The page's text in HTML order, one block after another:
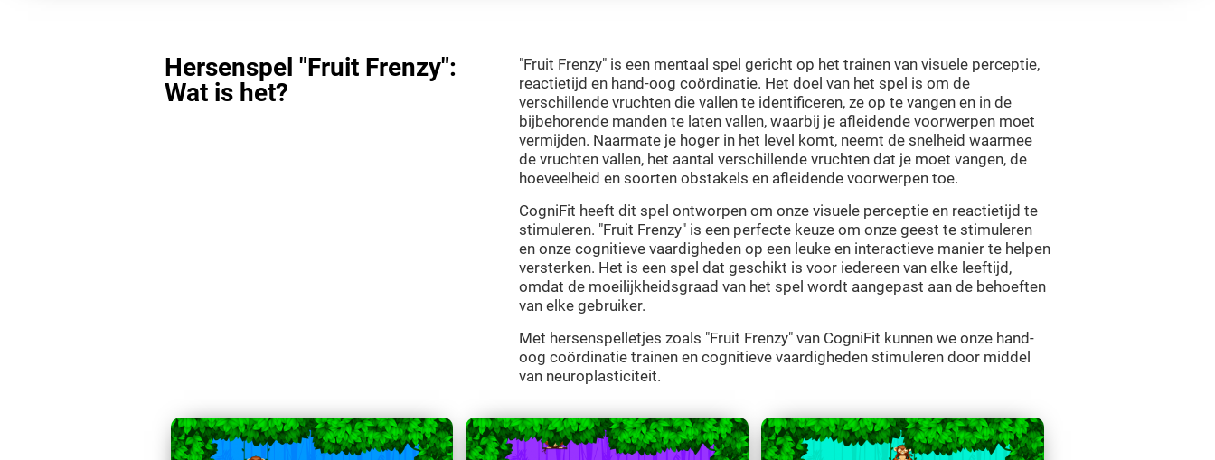
Hersenspel "Fruit Frenzy":
Wat is het?
"Fruit Frenzy" is een mentaal spel gericht op het trainen van visuele perceptie,
reactietijd en hand-oog coördinatie. Het doel van het spel is om de
verschillende vruchten die vallen te identificeren, ze op te vangen en in de
bijbehorende manden te laten vallen, waarbij je afleidende voorwerpen moet
vermijden. Naarmate je hoger in het level komt, neemt de snelheid waarmee
de vruchten vallen, het aantal verschillende vruchten dat je moet vangen, de
hoeveelheid en soorten obstakels en afleidende voorwerpen toe.
CogniFit heeft dit spel ontworpen om onze visuele perceptie en reactietijd te
stimuleren. "Fruit Frenzy" is een perfecte keuze om onze geest te stimuleren
en onze cognitieve vaardigheden op een leuke en interactieve manier te helpen
versterken. Het is een spel dat geschikt is voor iedereen van elke leeftijd,
omdat de moeilijkheidsgraad van het spel wordt aangepast aan de behoeften
van elke gebruiker.
Met hersenspelletjes zoals "Fruit Frenzy" van CogniFit kunnen we onze hand-
oog coördinatie trainen en cognitieve vaardigheden stimuleren door middel
van neuroplasticiteit.